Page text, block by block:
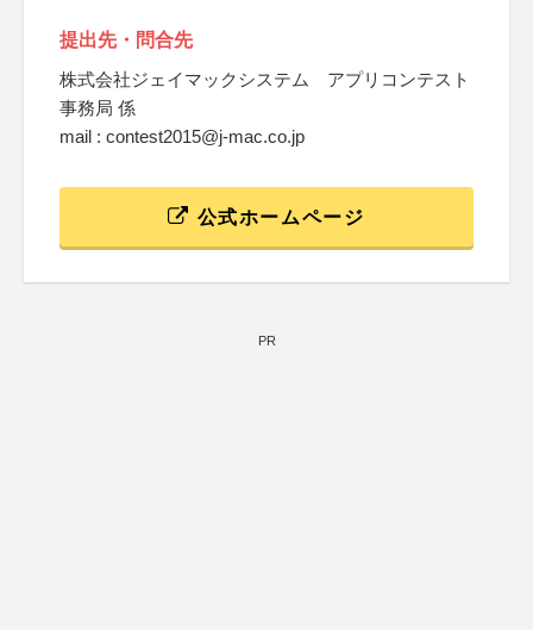
提出先・問合先
株式会社ジェイマックシステム アプリコンテスト
事務局 係
mail : contest2015@j-mac.co.jp
公式ホームページ
PR